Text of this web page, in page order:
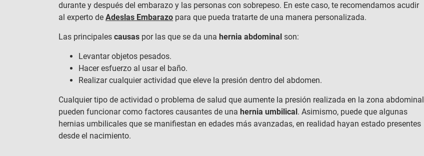
durante y después del embarazo y las personas con sobrepeso. En este caso, te recomendamos acudir
al experto de Adeslas Embarazo para que pueda tratarte de una manera personalizada.
Las principales causas por las que se da una hernia abdominal son:
Levantar objetos pesados.
Hacer esfuerzo al usar el baño.
Realizar cualquier actividad que eleve la presión dentro del abdomen.
Cualquier tipo de actividad o problema de salud que aumente la presión realizada en la zona abdominal
pueden funcionar como factores causantes de una hernia umbilical. Asimismo, puede que algunas
hernias umbilicales que se manifiestan en edades más avanzadas, en realidad hayan estado presentes
desde el nacimiento.